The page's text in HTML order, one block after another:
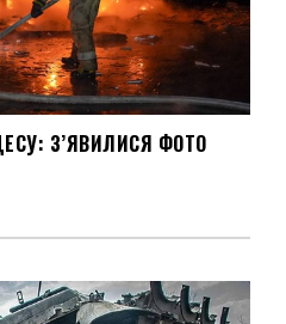
З’ЯВИЛИСЯ ФОТО